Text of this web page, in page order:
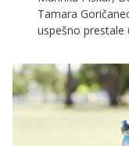
Tamara
uspešno prestale
so na
občinstvo,
postale prave